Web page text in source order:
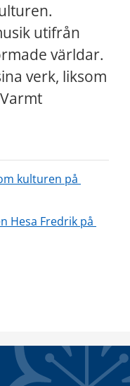
utifrån
världar.
verk, liksom
kulturen på
Hesa Fredrik på